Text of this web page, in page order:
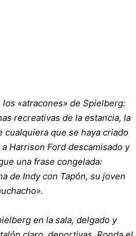
«atracones» de Spielberg:
recreativas de la estancia, la
que se haya criado
Harrison Ford descamisado y
una frase congelada:
de Indy con Tapón, su joven
en la sala, delgado y